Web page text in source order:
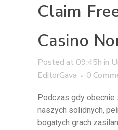
Claim
Casino
Posted at 09:45h in
EditorGava
0
Podczas gdy obecnie
naszych solidnych,
bogatych grach